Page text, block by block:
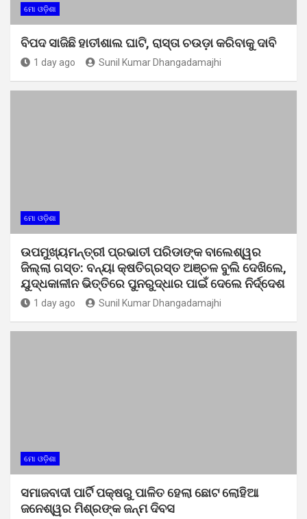
ମୋ ଓଡ଼ିଶା
ବିପଦ ସାଜିଛି ହାତୀଶାଲ ଘାଟି, ରାସ୍ତା ଚଉଡ଼ା କରିବାକୁ ଦାବି
1 day ago Sunil Kumar Dhangadamajhi
ମୋ ଓଡ଼ିଶା
ଉପମୁଖ୍ୟମନ୍ତ୍ରୀ ପ୍ରଭାତୀ ପରିଡାଙ୍କ ବାଲେଶ୍ୱର
ଜିଲ୍ଲା ଗସ୍ତ: ବନ୍ୟା କ୍ଷତିଗ୍ରସ୍ତ ଅଞ୍ଚଳ ବୁଲି ଦେଖିଲେ,
ଯୁଦ୍ଧକାଳୀନ ଭିତ୍ତିରେ ପୁନରୁଦ୍ଧାର ପାଇଁ ଦେଲେ ନିର୍ଦ୍ଦେଶ
1 day ago Sunil Kumar Dhangadamajhi
ମୋ ଓଡ଼ିଶା
ସମାଜବାଦୀ ପାର୍ଟି ପକ୍ଷରୁ ପାଳିତ ହେଲା ଛୋଟ ଲୋହିଆ
ଜନେଶ୍ୱର ମିଶ୍ରଙ୍କ ଜନ୍ମ ଦିବସ